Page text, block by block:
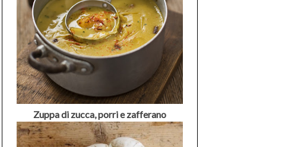
Zuppa di zucca, porri e zafferano